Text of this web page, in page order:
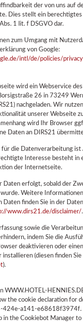
der von uns auf
Dies stellt ein
1 lit. f DSGVO dar.
zum Umgang mit
von Google:
intl/de/policies/
wird ein Webservice
26 in 73249
nachgeladen. Wir
unserer Webseite
wird Ihr Browser
Daten an DIRS21
für die Datenverarbeitung
Interesse besteht in
der Internetseite.
Daten erfolgt, sobald der
Weitere
Daten finden Sie in der
www.dirs21.de/disclaimer/.
sowie die
indem Sie die
deaktivieren oder
installieren (diesen finden
).
WWW.HOTEL-
the cookie declaration for
424e-a141-e68618f3974f.
in the Cookiebot Manager